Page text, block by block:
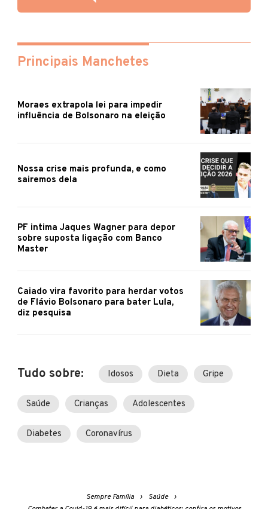
Principais Manchetes
Moraes extrapola lei para impedir
influência de Bolsonaro na eleição
Nossa crise mais profunda, e como
sairemos dela
PF intima Jaques Wagner para depor
sobre suposta ligação com Banco
Master
Caiado vira favorito para herdar votos
de Flávio Bolsonaro para bater Lula,
diz pesquisa
Tudo sobre: Idosos Dieta Gripe
Saúde Crianças Adolescentes
Diabetes Coronavírus
Sempre Família
Saúde